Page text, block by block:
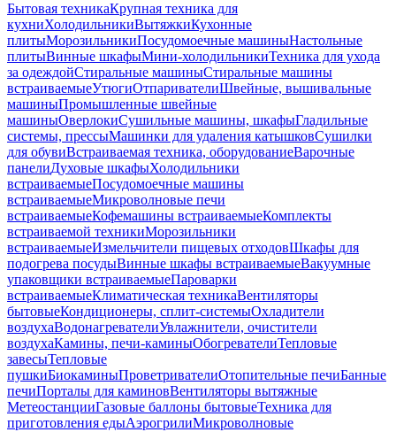
Бытовая техникаКрупная техника для
кухниХолодильникиВытяжкиКухонные
плитыМорозильникиПосудомоечные машиныНастольные
плитыВинные шкафыМини-холодильникиТехника для ухода
за одеждойСтиральные машиныСтиральные машины
встраиваемыеУтюгиОтпаривателиШвейные, вышивальные
машиныПромышленные швейные
машиныОверлокиСушильные машины, шкафыГладильные
системы, прессыМашинки для удаления катышковСушилки
для обувиВстраиваемая техника, оборудованиеВарочные
панелиДуховые шкафыХолодильники
встраиваемыеПосудомоечные машины
встраиваемыеМикроволновые печи
встраиваемыеКофемашины встраиваемыеКомплекты
встраиваемой техникиМорозильники
встраиваемыеИзмельчители пищевых отходовШкафы для
подогрева посудыВинные шкафы встраиваемыеВакуумные
упаковщики встраиваемыеПароварки
встраиваемыеКлиматическая техникаВентиляторы
бытовыеКондиционеры, сплит-системыОхладители
воздухаВодонагревателиУвлажнители, очистители
воздухаКамины, печи-каминыОбогревателиТепловые
завесыТепловые
пушкиБиокаминыПроветривателиОтопительные печиБанные
печиПорталы для каминовВентиляторы вытяжные
МетеостанцииГазовые баллоны бытовыеТехника для
приготовления едыАэрогрилиМикроволновые